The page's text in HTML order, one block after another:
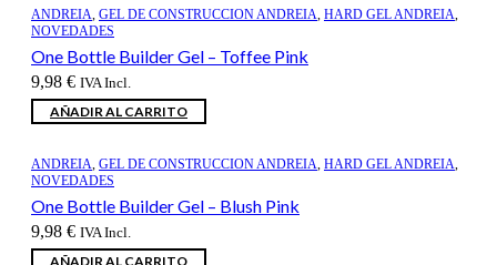
43,68 €.36,06 €.
ANDREIA, GEL DE CONSTRUCCION ANDREIA, HARD GEL ANDREIA,
NOVEDADES
One Bottle Builder Gel – Toffee Pink
9,98 € IVA Incl.
AÑADIR AL CARRITO
ANDREIA, GEL DE CONSTRUCCION ANDREIA, HARD GEL ANDREIA,
NOVEDADES
One Bottle Builder Gel – Blush Pink
9,98 € IVA Incl.
AÑADIR AL CARRITO